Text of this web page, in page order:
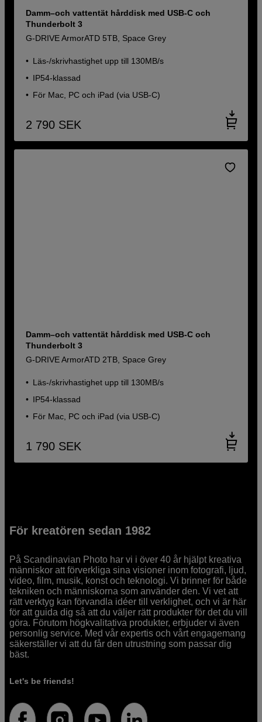
Damm–och vattentät hårddisk med USB-C och
Thunderbolt 3
G-DRIVE ArmorATD 5TB, Space Grey
Läs-/skrivhastighet upp till 130MB/s
IP54-klassad
För Mac, PC och iPad (via USB-C)
2 790 SEK
Damm–och vattentät hårddisk med USB-C och
Thunderbolt 3
G-DRIVE ArmorATD 2TB, Space Grey
Läs-/skrivhastighet upp till 130MB/s
IP54-klassad
För Mac, PC och iPad (via USB-C)
1 790 SEK
För kreatören sedan 1982
På Scandinavian Photo har vi i över 40 år hjälpt kreativa
människor att förverkliga sina visioner inom fotografi, ljud,
video, film, musik, konst och teknologi. Vi brinner för både
tekniken och människorna som använder den. Vi vet att
rätt verktyg kan förvandla idéer till verklighet, och vi är här
för att guida dig så att du väljer rätt produkter för det du vill
göra. Förutom högkvalitativa produkter, erbjuder vi även
personlig service. Med vår expertis och vårt engagemang
säkerställer vi att du får den utrustning som passar dig
bäst.
Let's be friends!